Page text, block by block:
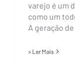
varejo é um
como um
A geração
> Ler Mais